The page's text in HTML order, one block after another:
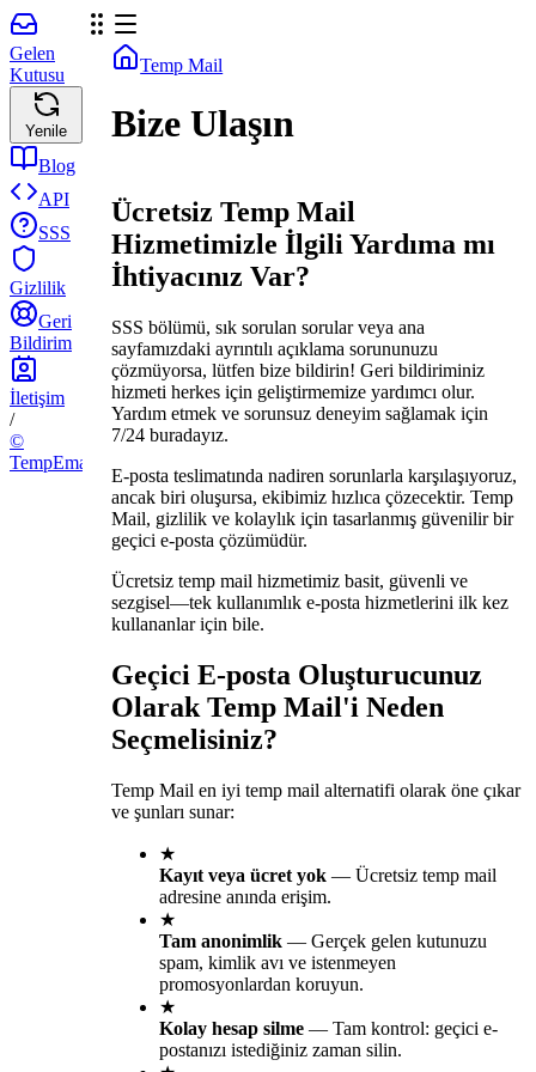
Gelen
Kutusu
Yenile
Blog
API
SSS
Gizlilik
Geri
Bildirim
İletişim
/
©
TempEmail.cc
Temp Mail
Bize Ulaşın
Ücretsiz Temp Mail
Hizmetimizle İlgili Yardıma mı
İhtiyacınız Var?
SSS bölümü, sık sorulan sorular veya ana
sayfamızdaki ayrıntılı açıklama sorununuzu
çözmüyorsa, lütfen bize bildirin! Geri bildiriminiz
hizmeti herkes için geliştirmemize yardımcı olur.
Yardım etmek ve sorunsuz deneyim sağlamak için
7/24 buradayız.
E-posta teslimatında nadiren sorunlarla karşılaşıyoruz,
ancak biri oluşursa, ekibimiz hızlıca çözecektir. Temp
Mail, gizlilik ve kolaylık için tasarlanmış güvenilir bir
geçici e-posta çözümüdür.
Ücretsiz temp mail hizmetimiz basit, güvenli ve
sezgisel—tek kullanımlık e-posta hizmetlerini ilk kez
kullananlar için bile.
Geçici E-posta Oluşturucunuz
Olarak Temp Mail'i Neden
Seçmelisiniz?
Temp Mail en iyi temp mail alternatifi olarak öne çıkar
ve şunları sunar:
★
Kayıt veya ücret yok —Ücretsiz temp mail
adresine anında erişim.
★
Tam anonimlik —Gerçek gelen kutunuzu
spam, kimlik avı ve istenmeyen
promosyonlardan koruyun.
★
Kolay hesap silme —Tam kontrol: geçici e-
postanızı istediğiniz zaman silin.